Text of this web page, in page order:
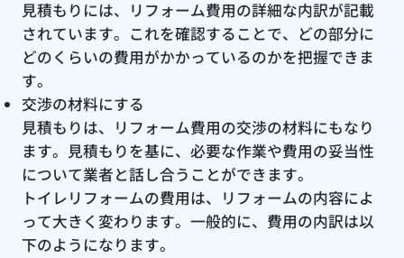
見積もりには、リフォーム費用の詳細な内訳が記載
されています。これを確認することで、どの部分に
どのくらいの費用がかかっているのかを把握できま
す。
交渉の材料にする
見積もりは、リフォーム費用の交渉の材料にもなり
ます。見積もりを基に、必要な作業や費用の妥当性
について業者と話し合うことができます。
トイレリフォームの費用は、リフォームの内容によ
って大きく変わります。一般的に、費用の内訳は以
下のようになります。